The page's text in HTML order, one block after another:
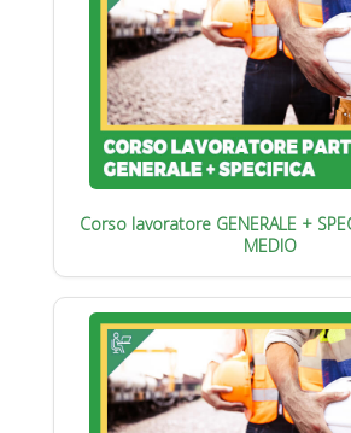
Corso lavoratore GENERALE +
MEDIO